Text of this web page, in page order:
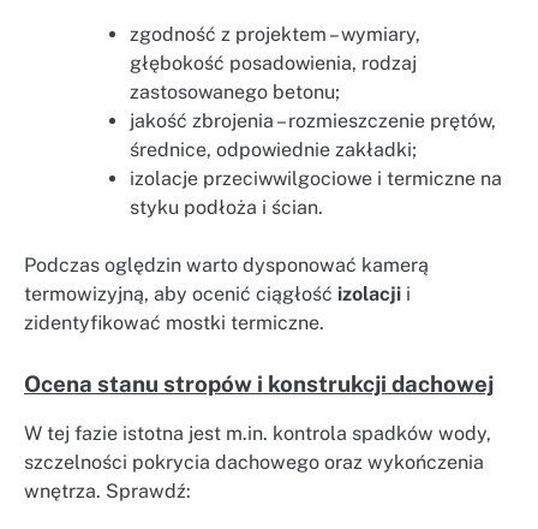
zgodność z projektem – wymiary,
głębokość posadowienia, rodzaj
zastosowanego betonu;
jakość zbrojenia – rozmieszczenie prętów,
średnice, odpowiednie zakładki;
izolacje przeciwwilgociowe i termiczne na
styku podłoża i ścian.
Podczas oględzin warto dysponować kamerą
termowizyjną, aby ocenić ciągłość izolacji i
zidentyfikować mostki termiczne.
Ocena stanu stropów i konstrukcji dachowej
W tej fazie istotna jest m.in. kontrola spadków wody,
szczelności pokrycia dachowego oraz wykończenia
wnętrza. Sprawdź: